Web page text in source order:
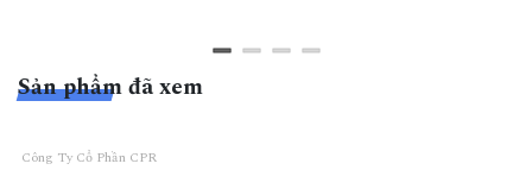
Sản phẩm đã xem
Công Ty Cổ Phần CPR